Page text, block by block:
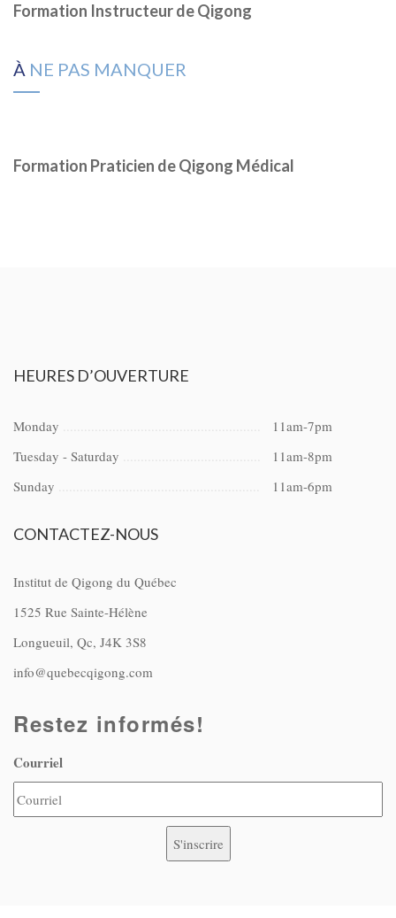
Formation Instructeur de Qigong
À NE PAS MANQUER
Formation Praticien de Qigong Médical
HEURES D’OUVERTURE
Monday
11am-7pm
Tuesday - Saturday
11am-8pm
Sunday
11am-6pm
CONTACTEZ-NOUS
Institut de Qigong du Québec
1525 Rue Sainte-Hélène
Longueuil, Qc, J4K 3S8
info@quebecqigong.com
Restez informés!
Courriel
S'inscrire